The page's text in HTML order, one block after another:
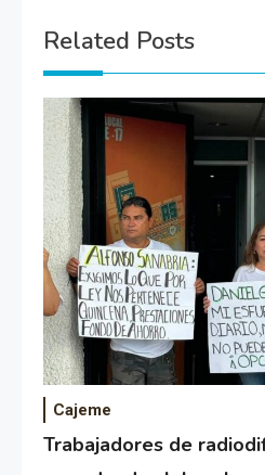
Related Posts
Cajeme
Trabajadores de